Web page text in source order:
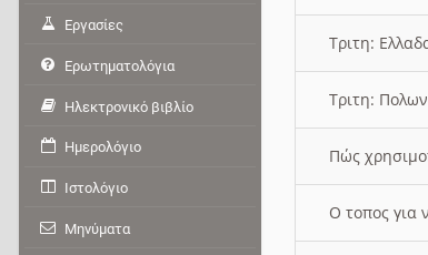
Τριτη:
Τριτη:
Πώς
O τοπος
Εργασίες
Ερωτηματολόγια
Ηλεκτρονικό βιβλίο
Ημερολόγιο
Ιστολόγιο
Μηνύματα